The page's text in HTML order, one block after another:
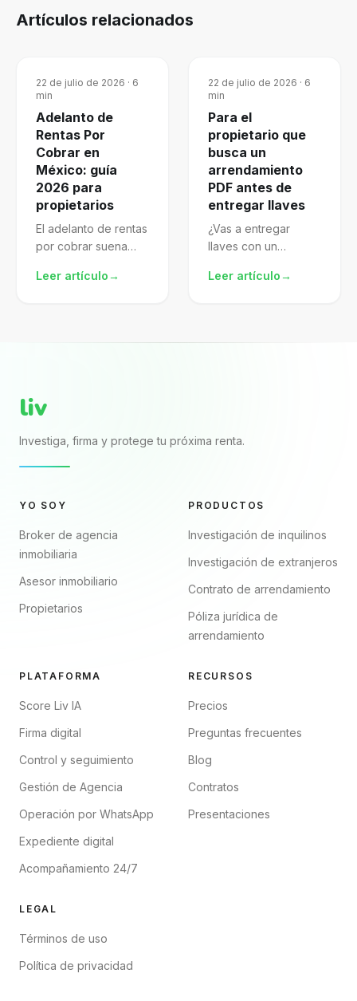
Artículos relacionados
22 de julio de 2026 · 6
min
Adelanto de
Rentas Por
Cobrar en
México: guía
2026 para
propietarios
El adelanto de rentas
por cobrar suena
gestionado te
Leer artículo→
22 de julio de 2026 · 6
min
Para el
propietario que
busca un
arrendamiento
PDF antes de
entregar llaves
¿Vas a entregar
llaves con un
descargado de
Leer artículo→
liv
Investiga, firma y protege tu próxima renta.
YO SOY
Broker de agencia
inmobiliaria
Asesor inmobiliario
Propietarios
PRODUCTOS
Investigación de inquilinos
Investigación de extranjeros
Contrato de arrendamiento
Póliza jurídica de
arrendamiento
PLATAFORMA
Score Liv IA
Firma digital
Control y seguimiento
Gestión de Agencia
Operación por WhatsApp
Expediente digital
Acompañamiento 24/7
RECURSOS
Precios
Preguntas frecuentes
Blog
Contratos
Presentaciones
LEGAL
Términos de uso
Política de privacidad